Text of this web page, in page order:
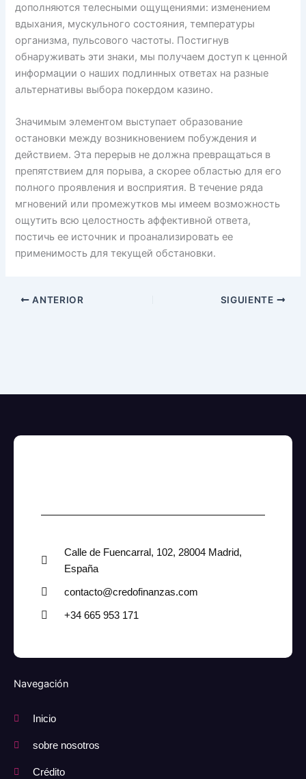
дополняются телесными ощущениями: изменением
вдыхания, мускульного состояния, температуры
организма, пульсового частоты. Постигнув
обнаруживать эти знаки, мы получаем доступ к ценной
информации о наших подлинных ответах на разные
альтернативы выбора покердом казино.
Значимым элементом выступает образование
остановки между возникновением побуждения и
действием. Эта перерыв не должна превращаться в
препятствием для порыва, а скорее областью для его
полного проявления и восприятия. В течение ряда
мгновений или промежутков мы имеем возможность
ощутить всю целостность аффективной ответа,
постичь ее источник и проанализировать ее
применимость для текущей обстановки.
ANTERIOR SIGUIENTE
Calle de Fuencarral, 102, 28004 Madrid,
España
contacto@credofinanzas.com
+34 665 953 171
Navegación
Inicio
sobre nosotros
Crédito